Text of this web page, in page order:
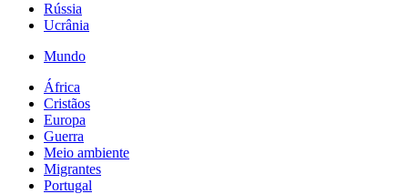
Rússia
Ucrânia
Mundo
África
Cristãos
Europa
Guerra
Meio ambiente
Migrantes
Portugal